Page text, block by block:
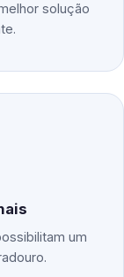
solução
um